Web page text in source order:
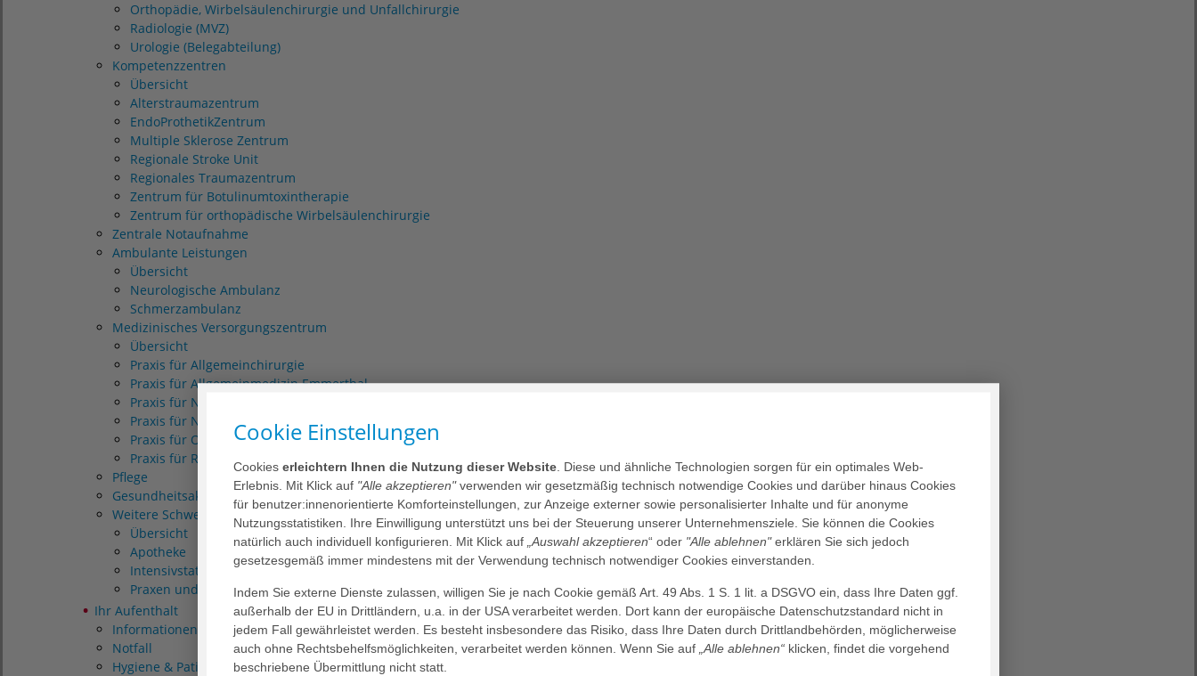
Orthopädie, Wirbelsäulenchirurgie und Unfallchirurgie
Radiologie (MVZ)
Urologie (Belegabteilung)
Kompetenzzentren
Übersicht
Alterstraumazentrum
EndoProthetikZentrum
Multiple Sklerose Zentrum
Regionale Stroke Unit
Regionales Traumazentrum
Zentrum für Botulinumtoxintherapie
Zentrum für orthopädische Wirbelsäulenchirurgie
Zentrale Notaufnahme
Ambulante Leistungen
Übersicht
Neurologische Ambulanz
Schmerzambulanz
Medizinisches Versorgungszentrum
Übersicht
Praxis für Allgemeinchirurgie
Praxis für Allgemeinmedizin Emmerthal
Praxis für Neurochirurgie
Praxis für Neurologie
Praxis für Orthopädie
Praxis für Radiologie
Pflege
Gesundheitsakademie Weserbergland
Weitere Schwerpunkte
Übersicht
Apotheke
Intensivstation und Überwachungsstation (IMC)
Praxen und Kooperationspartner
Ihr Aufenthalt
Informationen zu Ihrem Aufenthalt
Notfall
Hygiene & Patientensicherheit
Cookie Einstellungen
Cookies erleichtern Ihnen die Nutzung dieser Website . Diese und ähnliche Technologien sorgen für ein optimales Web-
Erlebnis. Mit Klick auf "Alle akzeptieren"verwenden wir gesetzmäßig technisch notwendige Cookies und darüber hinaus Cookies
für benutzer:innenorientierte Komforteinstellungen, zur Anzeige externer sowie personalisierter Inhalte und für anonyme
Nutzungsstatistiken. Ihre Einwilligung unterstützt uns bei der Steuerung unserer Unternehmensziele. Sie können die Cookies
natürlich auch individuell konfigurieren. Mit Klick auf „Auswahl akzeptieren“ oder "Alle ablehnen"erklären Sie sich jedoch
gesetzesgemäß immer mindestens mit der Verwendung technisch notwendiger Cookies einverstanden.
Indem Sie externe Dienste zulassen, willigen Sie je nach Cookie gemäß Art. 49 Abs. 1 S. 1 lit. a DSGVO ein, dass Ihre Daten ggf.
außerhalb der EU in Drittländern, u.a. in der USA verarbeitet werden. Dort kann der europäische Datenschutzstandard nicht in
jedem Fall gewährleistet werden. Es besteht insbesondere das Risiko, dass Ihre Daten durch Drittlandbehörden, möglicherweise
auch ohne Rechtsbehelfsmöglichkeiten, verarbeitet werden können. Wenn Sie auf „Alle ablehnen“ klicken, findet die vorgehend
beschriebene Übermittlung nicht statt.